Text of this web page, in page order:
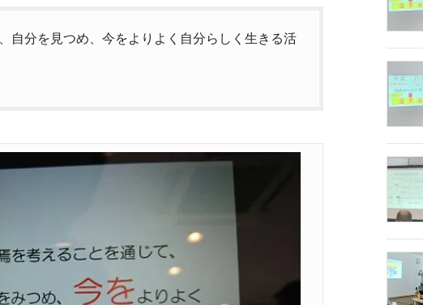
自分を見つめ、今をよりよく自分らしく生きる活